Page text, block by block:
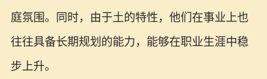
庭氛围。同时，由于土的特性，他们在事业上也
往往具备长期规划的能力，能够在职业生涯中稳
步上升。